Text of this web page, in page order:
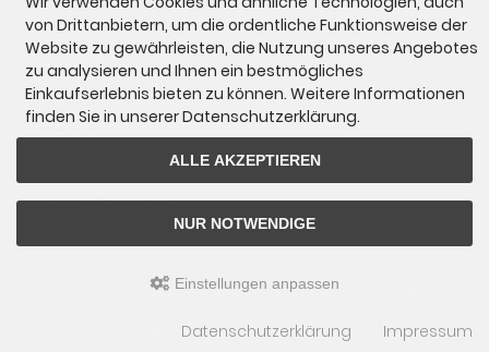
Unsere AGBs
Servicepreise
Wir über uns !!!
Liefer- und Versandkosten
Bei uns erhalten Sie Ersatzteile / Gebrauchtteile für die Mercedes G-Klasse der Baureihen 460,
ified eCommerce Shopsoftware © 2009-2026
von Drittanbietern, um die ordentliche Funktionsweise der
Website zu gewährleisten, die Nutzung unseres Angebotes
zu analysieren und Ihnen ein bestmögliches
Einkaufserlebnis bieten zu können. Weitere Informationen
finden Sie in unserer Datenschutzerklärung.
ALLE AKZEPTIEREN
NUR NOTWENDIGE
Einstellungen anpassen
Datenschutzerklärung Impressum